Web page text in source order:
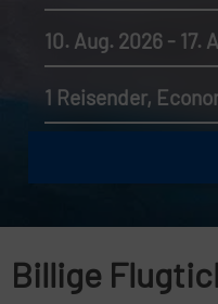
10. Aug. 2026 - 17.
1 Reisender,
Billige